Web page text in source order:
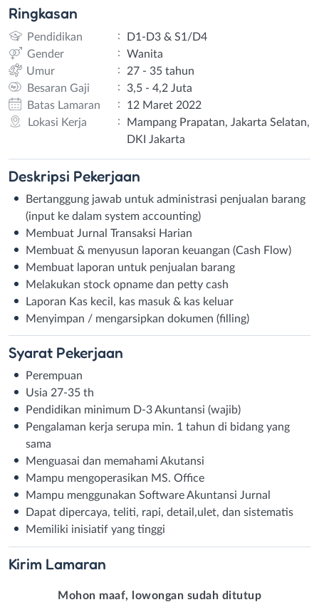
Ringkasan
Pendidikan :
D1-D3 & S1/D4
Gender
:
Wanita
Umur
:
27 - 35 tahun
Besaran Gaji
:
3,5 - 4,2 Juta
Batas Lamaran
:
12 Maret 2022
Lokasi Kerja
:
Mampang Prapatan, Jakarta Selatan,
DKI Jakarta
Deskripsi Pekerjaan
Bertanggung jawab untuk administrasi penjualan barang
(input ke dalam system accounting)
Membuat Jurnal Transaksi Harian
Membuat & menyusun laporan keuangan (Cash Flow)
Membuat laporan untuk penjualan barang
Melakukan stock opname dan petty cash
Laporan Kas kecil, kas masuk & kas keluar
Menyimpan / mengarsipkan dokumen (filling)
Syarat Pekerjaan
Perempuan
Usia 27-35 th
Pendidikan minimum D-3 Akuntansi (wajib)
Pengalaman kerja serupa min. 1 tahun di bidang yang
sama
Menguasai dan memahami Akutansi
Mampu mengoperasikan MS. Office
Mampu menggunakan Software Akuntansi Jurnal
Dapat dipercaya, teliti, rapi, detail,ulet, dan sistematis
Memiliki inisiatif yang tinggi
Kirim Lamaran
Mohon maaf, lowongan sudah ditutup